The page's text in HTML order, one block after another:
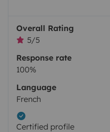
Overall Rating
5/5
Response rate
100%
Language
French
Certified profile